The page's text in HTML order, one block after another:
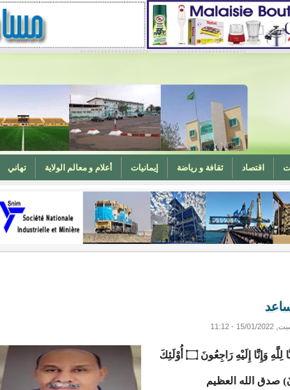
اقتصاد ثقافة و رياضة إيمانيات أعلام و معالم الولاية تهاني
(تهنئة) ه وزارة الشؤون الإسلامية تدعو لتوحيد خطبة الجمعة حول الحرابة
01/2022 - 11:12
وَبَشِّرِ الصَّابِرِينَ ۝ الَّذِينَ إِذَا أَصَابَتْهُمْ مُصِيبَةٌ قَالُوا إِنَّا لِلَّهِ وَإِنَّا إِلَيْهِ رَاجِعُونَ ۝ أُوْلَئِكَ
صدق الله العظيم